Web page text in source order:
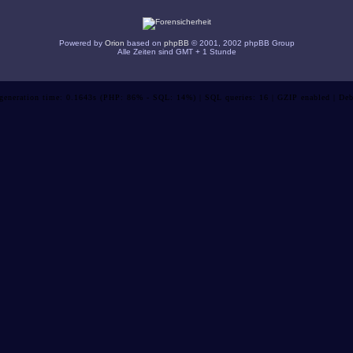
Powered by Orion based on phpBB © 2001, 2002 phpBB Group
Alle Zeiten sind GMT + 1 Stunde
time: 0.1643s (PHP: 86% - SQL: 14%) | SQL queries: 16 | GZIP enabled |